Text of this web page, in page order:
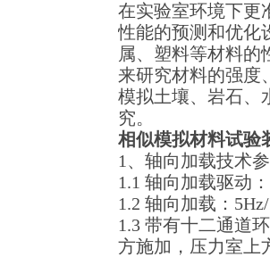
在实验室环境下更
性能的预测和优化
属、塑料等材料的
来研究材料的强度
模拟土壤、岩石、
究。
相似模拟材料试验
1、轴向加载技术
1.1 轴向加载驱动
1.2 轴向加载：
1.3 带有十二通道
方施加，压力室上